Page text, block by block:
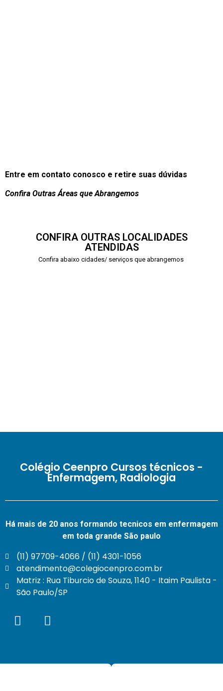
Entre em contato conosco e retire suas dúvidas
Confira Outras Áreas que Abrangemos
CONFIRA OUTRAS LOCALIDADES
ATENDIDAS
Confira abaixo cidades/ serviços que abrangemos
Colégio Ceenpro Cursos técnicos -
Enfermagem, Radiologia
Há mais de 20 anos formando tecnicos em enfermagem
em toda grande São paulo
(11) 97709-4066 / (11) 4301-1056
atendimento@colegiocenpro.com.br
Matriz : Rua Tiburcio de Souza, 1140 - Itaim Paulista -
São Paulo/SP